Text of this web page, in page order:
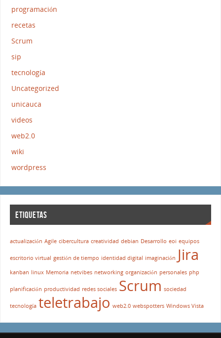
programación
recetas
Scrum
sip
tecnología
Uncategorized
unicauca
videos
web2.0
wiki
wordpress
ETIQUETAS
actualización Agile cibercultura creatividad debian Desarrollo eoi equipos
escritorio virtual gestión de tiempo identidad digital imaginación Jira
kanban linux Memoria netvibes networking organización personales php
planificación productividad redes sociales Scrum sociedad
tecnología teletrabajo web2.0 webspotters Windows Vista